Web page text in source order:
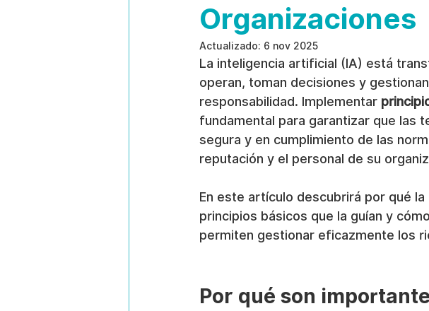
Organizaciones
Actualizado: 6 nov 2025
La inteligencia artificial (IA) está
operan, toman decisiones y
responsabilidad. Implementar
fundamental para garantizar que las
segura y en cumplimiento de las
reputación y el personal de su
En este artículo descubrirá por qué
principios básicos que la guían y
permiten gestionar eficazmente los
Por qué son